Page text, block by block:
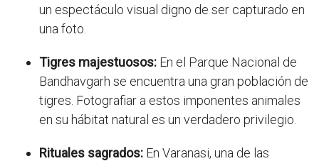
un espectáculo visual digno de ser capturado en
una foto.
Tigres majestuosos: En el Parque Nacional de
Bandhavgarh se encuentra una gran población de
tigres. Fotografiar a estos imponentes animales
en su hábitat natural es un verdadero privilegio.
Rituales sagrados: En Varanasi, una de las